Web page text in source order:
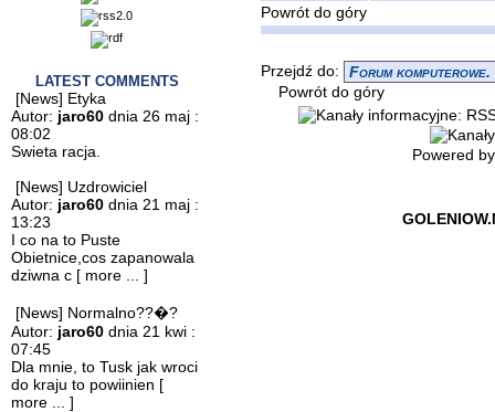
LATEST COMMENTS
[News] Etyka
Autor: jaro60 dnia 26 maj :
08:02
Swieta racja.
[News] Uzdrowiciel
Autor: jaro60 dnia 21 maj :
13:23
I co na to Puste
Obietnice,cos zapanowala
dziwna c [ more ... ]
[News] Normalno??�?
Autor: jaro60 dnia 21 kwi :
07:45
Dla mnie, to Tusk jak wroci
do kraju to powiinien [
more ... ]
Powrót do góry
Przejdź do:
Powrót do góry
Powered